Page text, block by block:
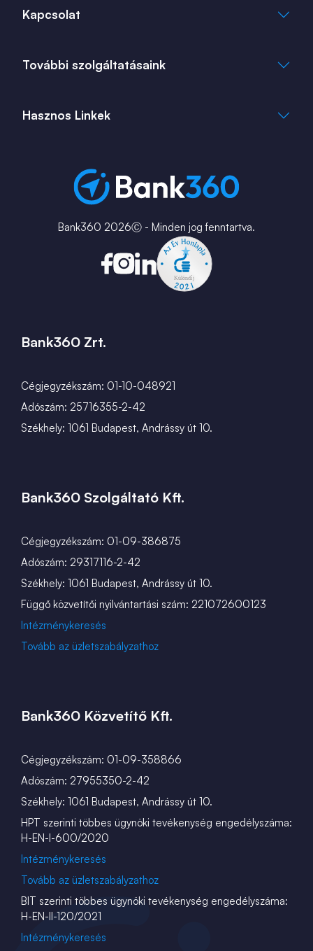
Általános Szerződési Feltételek
Kapcsolat
info@bank360.hu
További szolgáltatásaink
bank360.hu
Hasznos Linkek
Bérkalkulátor
MNB Alkalmazások
Bank360 2026Ⓒ - Minden jog fenntartva.
Bank360 Zrt.
Cégjegyzékszám: 01-10-048921
Adószám: 25716355-2-42
Székhely: 1061 Budapest, Andrássy út 10.
Bank360 Szolgáltató Kft.
Cégjegyzékszám: 01-09-386875
Adószám: 29317116-2-42
Székhely: 1061 Budapest, Andrássy út 10.
Függő közvetítői nyilvántartási szám: 221072600123
Intézménykeresés
Tovább az üzletszabályzathoz
Bank360 Közvetítő Kft.
Cégjegyzékszám: 01-09-358866
Adószám: 27955350-2-42
Székhely: 1061 Budapest, Andrássy út 10.
HPT szerinti többes ügynöki tevékenység engedélyszáma:
H-EN-I-600/2020
Intézménykeresés
Tovább az üzletszabályzathoz
BIT szerinti többes ügynöki tevékenység engedélyszáma:
H-EN-II-120/2021
Intézménykeresés